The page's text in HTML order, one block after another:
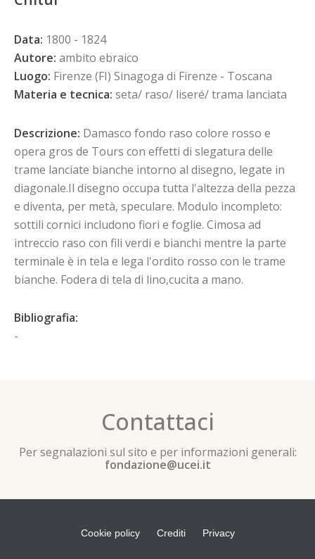
Data: 1800 - 1824
Autore: ambito ebraico
Luogo: Firenze (FI) Sinagoga di Firenze - Toscana
Materia e tecnica: seta/ raso/ liseré/ trama lanciata
Descrizione: Damasco fondo raso colore rosso e
opera gros de Tours con effetti di slegatura delle
trame lanciate bianche intorno al disegno, legate in
diagonale.Il disegno occupa tutta l'altezza della pezza
e diventa, per metà, speculare. Modulo incompleto:
sottili cornici includono fiori e foglie. Cimosa ad
intreccio raso con fili verdi e bianchi mentre la parte
terminale è in tela e lega l'ordito rosso con le trame
bianche. Fodera di tela di lino,cucita a mano.
Bibliografia:
-
Contattaci
Per segnalazioni sul sito e per informazioni generali:
fondazione@ucei.it
Cookie policy Crediti Privacy